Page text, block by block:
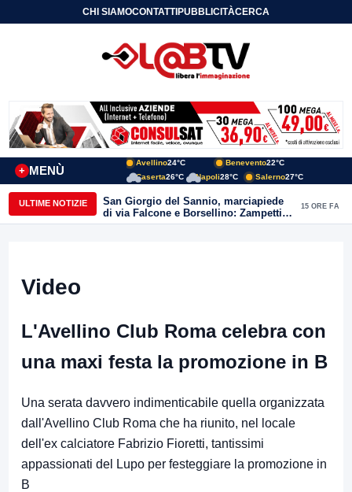
CHI SIAMOCONTATTIPUBBLICITÀCERCA
MENÙ
+
Avellino24°C Benevento22°C
Caserta26°C Napoli28°C Salerno27°C
ULTIME NOTIZIE
San Giorgio del Sannio, marciapiede
di via Falcone e Borsellino: Zampetti e
Lombardi replicano alle polemiche
15 ORE FA
Video
L'Avellino Club Roma celebra con
una maxi festa la promozione in B
Una serata davvero indimenticabile quella organizzata
dall'Avellino Club Roma che ha riunito, nel locale
dell'ex calciatore Fabrizio Fioretti, tantissimi
appassionati del Lupo per festeggiare la promozione in
B